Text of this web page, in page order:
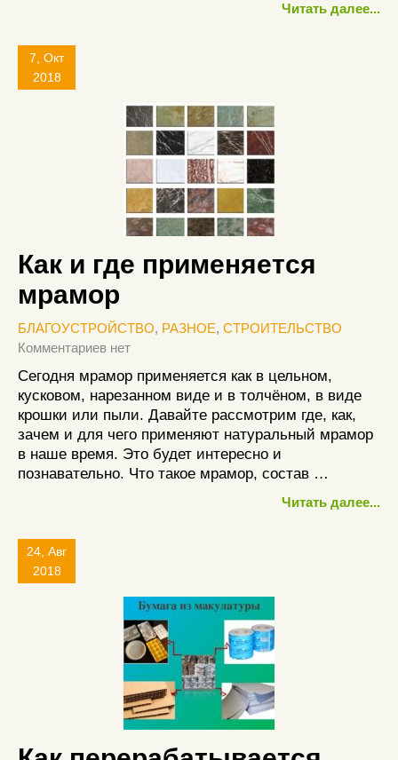
Читать далее...
7, Окт
2018
Как и где применяется
мрамор
БЛАГОУСТРОЙСТВО, РАЗНОЕ, СТРОИТЕЛЬСТВО
Комментариев нет
Сегодня мрамор применяется как в цельном,
кусковом, нарезанном виде и в толчёном, в виде
крошки или пыли. Давайте рассмотрим где, как,
зачем и для чего применяют натуральный мрамор
в наше время. Это будет интересно и
познавательно. Что такое мрамор, состав …
Читать далее...
24, Авг
2018